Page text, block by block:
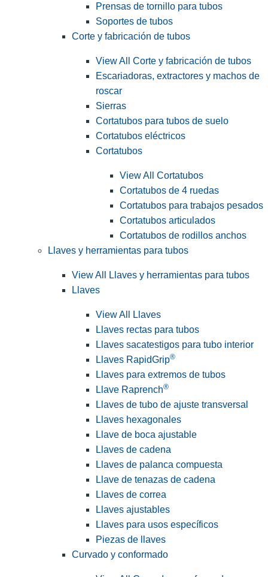
Prensas de tornillo para tubos
Soportes de tubos
Corte y fabricación de tubos
View All Corte y fabricación de tubos
Escariadoras, extractores y machos de
roscar
Sierras
Cortatubos para tubos de suelo
Cortatubos eléctricos
Cortatubos
View All Cortatubos
Cortatubos de 4 ruedas
Cortatubos para trabajos pesados
Cortatubos articulados
Cortatubos de rodillos anchos
Llaves y herramientas para tubos
View All Llaves y herramientas para tubos
Llaves
View All Llaves
Llaves rectas para tubos
Llaves sacatestigos para tubo interior
Llaves RapidGrip®
Llaves para extremos de tubos
Llave Raprench®
Llaves de tubo de ajuste transversal
Llaves hexagonales
Llave de boca ajustable
Llaves de cadena
Llaves de palanca compuesta
Llave de tenazas de cadena
Llaves de correa
Llaves ajustables
Llaves para usos específicos
Piezas de llaves
Curvado y conformado